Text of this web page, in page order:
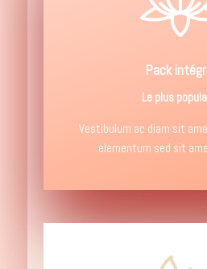
Pack
Le plus
Vestibulum ac diam sit
elementum sed sit